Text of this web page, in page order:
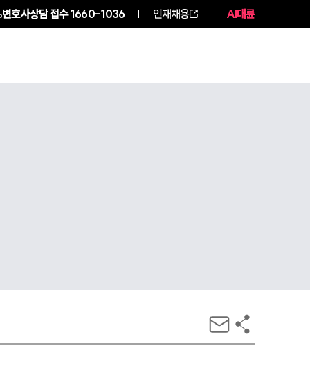
변호사상담 접수1660-1036 인재채용 AI대륜